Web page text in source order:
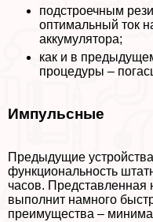
подстроечным
оптимальный ток
аккумулятора;
как и в
процедуры –
Импульсные
Предыдущие
функциональность
часов. Представленная
выполнит намного
преимущества –